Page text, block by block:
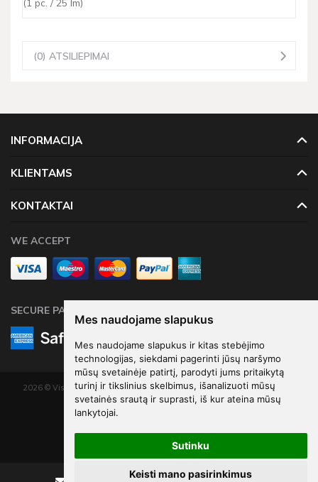
Mes naudojame slapukus
Mes naudojame slapukus ir kitas stebėjimo
technologijas, siekdami pagerinti jūsų naršymo
mūsų svetainėje patirtį, parodyti jums pritaikytą
turinį ir tikslinius skelbimus, išanalizuoti mūsų
svetainės srautą ir suprasti, iš kur ateina mūsų
lankytojai.
Sutinku
Keisti mano pasirinkimus
(1 pc. / 25 lm)
(0) ATSILIEPIMAI
INFORMACIJA
KLIENTAMS
KONTAKTAI
WE ACCEPT
SECURE PAYMENTS
2026 © Visos teisės saugomos. Kopijuoti, platinti svetainės turinį be autorių
sutikimo draudžiama.
Elektroninių parduotuvių nuoma